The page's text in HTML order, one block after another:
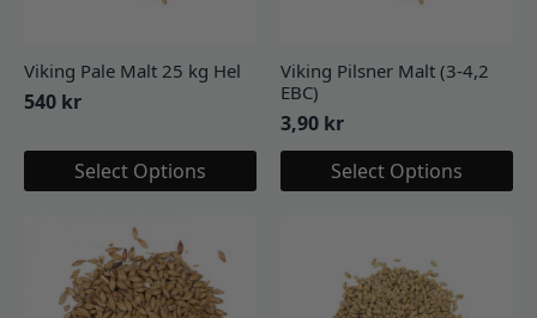
Viking Pale Malt 25 kg Hel
540 kr
Select Options
Viking Pilsner Malt (3-4,2
EBC)
3,90 kr
Select Options